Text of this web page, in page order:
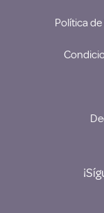
Política